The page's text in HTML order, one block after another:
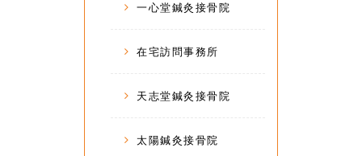
一心堂鍼灸接骨院
在宅訪問事務所
天志堂鍼灸接骨院
太陽鍼灸接骨院